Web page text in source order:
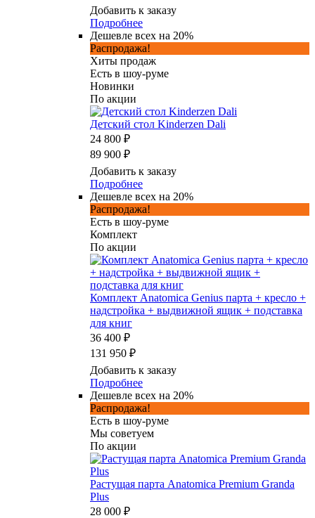
Добавить к заказу
Подробнее
Дешевле всех на 20%
Распродажа!
Хиты продаж
Есть в шоу-руме
Новинки
По акции
Детский стол Kinderzen Dali
24 800 ₽
89 900 ₽
Добавить к заказу
Подробнее
Дешевле всех на 20%
Распродажа!
Есть в шоу-руме
Комплект
По акции
Комплект Anatomica Genius парта + кресло +
надстройка + выдвижной ящик + подставка
для книг
36 400 ₽
131 950 ₽
Добавить к заказу
Подробнее
Дешевле всех на 20%
Распродажа!
Есть в шоу-руме
Мы советуем
По акции
Растущая парта Anatomica Premium Granda
Plus
28 000 ₽